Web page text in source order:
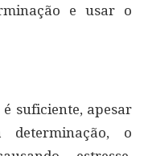
e usar o
suficiente, apesar
determinação, o